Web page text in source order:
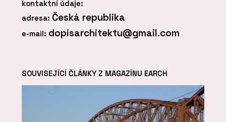
kontaktní údaje:
adresa: Česká republika
e-mail: dopisarchitektu@gmail.com
SOUVISEJÍCÍ ČLÁNKY Z MAGAZÍNU EARCH